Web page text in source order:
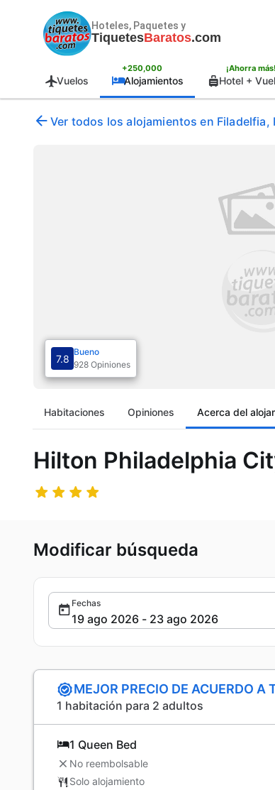
Hoteles, Paquetes y
TiquetesBaratos.com
Vuelos
+250,000
Alojamientos
¡Ahorra más!
Hotel +
Ver todos los alojamientos en
7.8
Bueno
928 Opiniones
Habitaciones Opiniones Acerca del
Hilton Philadelphia
Modificar búsqueda
Fechas
MEJOR PRECIO DE ACUERDO A
1 habitación para 2 adultos
1 Queen Bed
No reembolsable
Solo alojamiento